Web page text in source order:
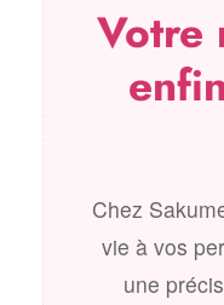
Votre
Chez
vie à vos
une